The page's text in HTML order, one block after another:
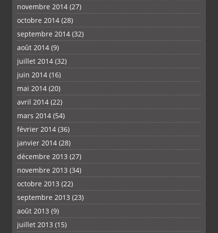
novembre 2014 (27)
octobre 2014 (28)
septembre 2014 (32)
août 2014 (9)
juillet 2014 (32)
juin 2014 (16)
mai 2014 (20)
avril 2014 (22)
mars 2014 (54)
février 2014 (36)
janvier 2014 (28)
décembre 2013 (27)
novembre 2013 (34)
octobre 2013 (22)
septembre 2013 (23)
août 2013 (9)
juillet 2013 (15)